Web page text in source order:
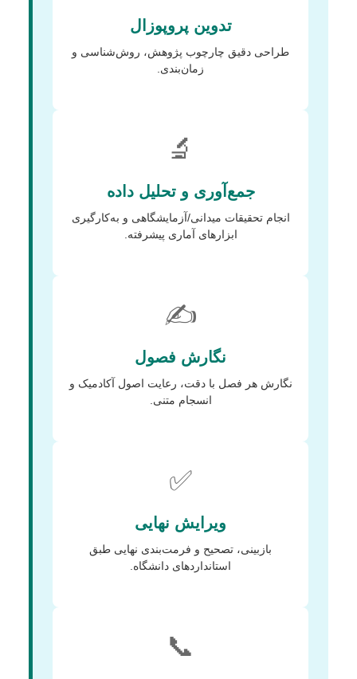
تدوین پروپوزال
طراحی دقیق چارچوب پژوهش، روش‌شناسی و
زمان‌بندی.
🔬
جمع‌آوری و تحلیل داده
انجام تحقیقات میدانی/آزمایشگاهی و به‌کارگیری
ابزارهای آماری پیشرفته.
✍️
نگارش فصول
نگارش هر فصل با دقت، رعایت اصول آکادمیک و
انسجام متنی.
✅
ویرایش نهایی
بازبینی، تصحیح و فرمت‌بندی نهایی طبق
استانداردهای دانشگاه.
📞